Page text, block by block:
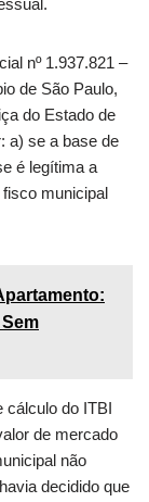
nº 1.937.821 –
de São Paulo,
do Estado de
a) se a base de
é legítima a
municipal
cálculo do ITBI
de mercado
não
decidido que